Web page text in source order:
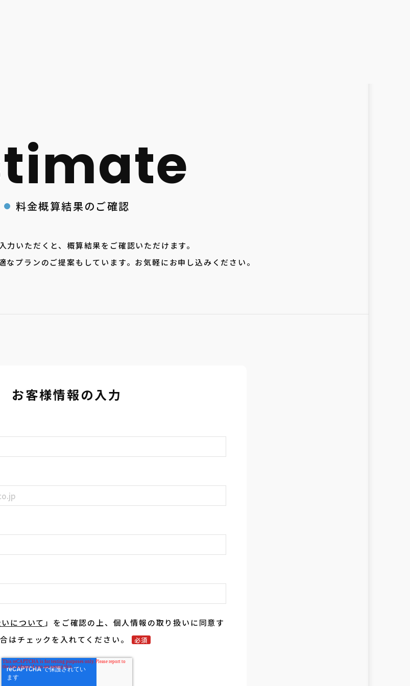
料金概算結果のご確認
力いただくと、概算結果をご確認いただけます。
なプランのご提案もしています。お気軽にお申し込みください。
お客様情報の入力
について 」をご確認の上、個人情報の取り扱いに同意す
はチェックを入れてください。
必須